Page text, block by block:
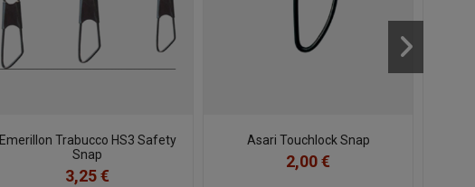
Emerillon Trabucco HS3 Safety
Snap
3,25 €
Asari Touchlock Snap
2,00 €